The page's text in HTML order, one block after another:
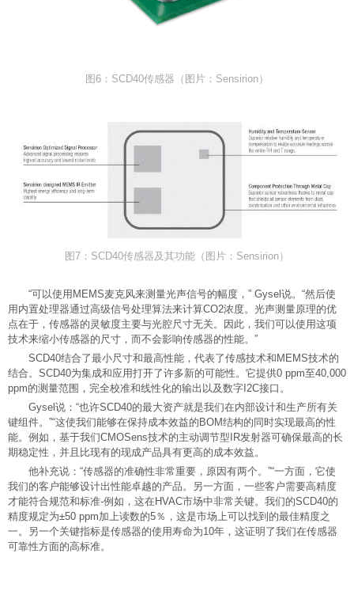
图6：SCD40传感器（图片：Sensirion）
图7：SCD40传感器及其功能（图片：Sensirion）
“可以使用MEMS麦克风来测量光声信号的幅度，” Gysel说。“然后使
用内置处理器通过高级信号处理算法来计算CO2浓度。光声测量原理的优
点在于，传感器的灵敏度主要与光腔尺寸无关。因此，我们可以使用这项
技术来缩小传感器的尺寸，而不会影响传感器的性能。”
SCD40结合了最小尺寸和最高性能，代表了传感技术和MEMS技术的
结合。SCD40为集成和应用打开了许多新的可能性。它提供0 ppm至40,000
ppm的测量范围，完全校准和线性化的输出以及数字I2C接口。
Gysel说：“也许SCD40的最大资产就是我们在内部设计和生产所有关
键组件。”“这使我们能够在保持成本效益的BOM结构的同时实现最高的性
能。例如，基于我们CMOSens技术的主动调节型IR发射器可确保最高的长
期稳定性，并且比现有的现成产品具有更高的成本效益。
他补充说：“传感器的准确性非常重要，原因有两个。”“一方面，它使
我们的客户能够设计出性能卓越的产品。另一方面，一些客户需要高精度
才能符合规范和标准-例 如，这在HVAC市场中非常关键。我们的SCD40的
精度规定为±50 ppm加上读数的5％，这是市场上可以找到的最佳精度之
一。另一个关键指标是传感器的使用寿命为10年，这证明了我们在传感器
可靠性方面的高标准。